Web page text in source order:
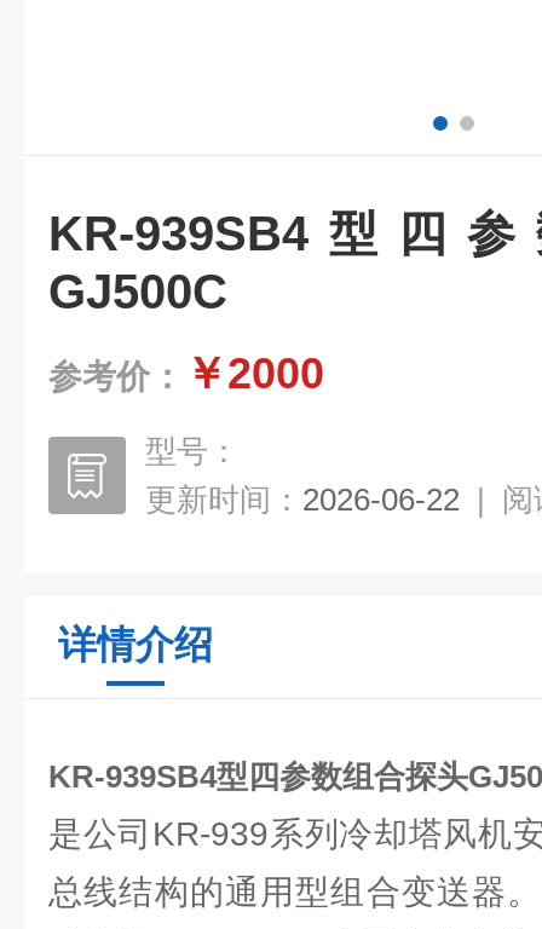
KR-939SB4型四
GJ500C
参考价： ￥2000
型号：
更新时间： 2026-06-22 | 阅
详情介绍
KR-939SB4型四参数组合探头
是公司KR-939系列冷却塔风机
总线结构的通用型组合变送器